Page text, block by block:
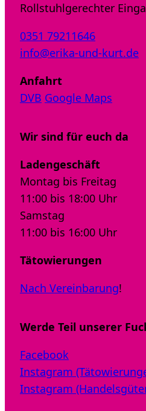
Rollstuhlgerechter
0351 79211646
info@erika-und-kurt.de
Anfahrt
DVB Google Maps
Wir sind für euch da
Ladengeschäft
Montag bis Freitag
11:00 bis 18:00 Uhr
Samstag
11:00 bis 16:00 Uhr
Tätowierungen
Nach Vereinbarung!
Werde Teil unserer
Facebook
Instagram
Instagram